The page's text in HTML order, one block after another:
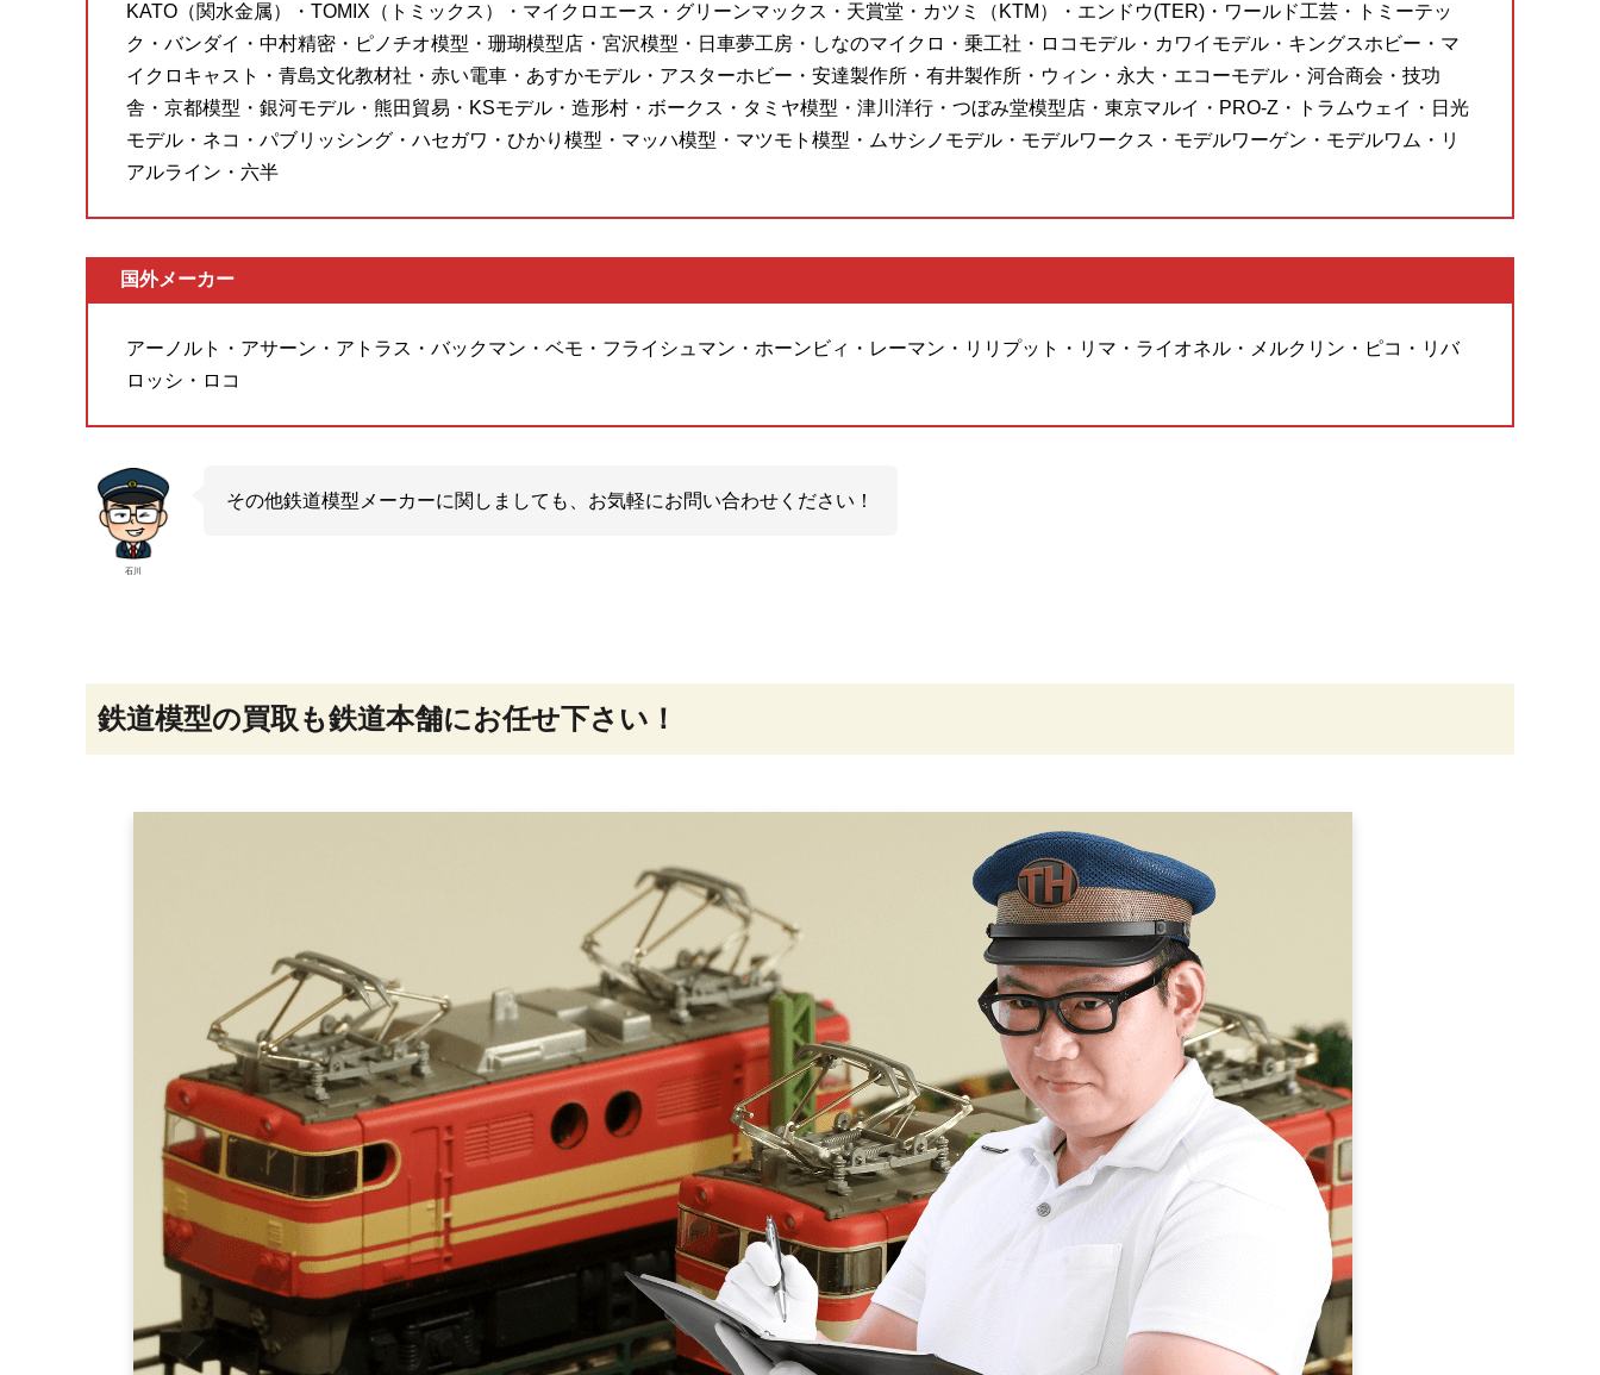
KATO（関水金属）・TOMIX（トミックス）・マイクロエース・グリーンマックス・天賞堂・カツミ（KTM）・エンドウ(TER)・ワールド工芸・トミーテッ
ク・バンダイ・中村精密・ピノチオ模型・珊瑚模型店・宮沢模型・日車夢工房・しなのマイクロ・乗工社・ロコモデル・カワイモデル・キングスホビー・マ
イクロキャスト・青島文化教材社・赤い電車・あすかモデル・アスターホビー・安達製作所・有井製作所・ウィン・永大・エコーモデル・河合商会・技功
舎・京都模型・銀河モデル・熊田貿易・KSモデル・造形村・ボークス・タミヤ模型・津川洋行・つぼみ堂模型店・東京マルイ・PRO-Z・トラムウェイ・日光
モデル・ネコ・パブリッシング・ハセガワ・ひかり模型・マッハ模型・マツモト模型・ムサシノモデル・モデルワークス・モデルワーゲン・モデルワム・リ
アルライン・六半
国外メーカー
アーノルト・アサーン・アトラス・バックマン・ベモ・フライシュマン・ホーンビィ・レーマン・リリプット・リマ・ライオネル・メルクリン・ピコ・リバ
ロッシ・ロコ
石川
その他鉄道模型メーカーに関しましても、お気軽にお問い合わせください！
鉄道模型の買取も鉄道本舗にお任せ下さい！